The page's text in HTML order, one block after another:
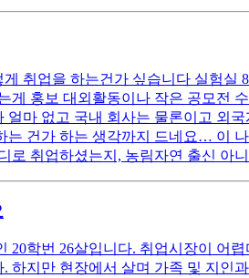
취업을 하는건가 싶습니다 실험
홍보 대외활동이나 작은 공모전
마 없고 국내 회사는 물론이고 외
건가 하는 생각까지 드네요… 이
취업하셨는지, 농림자연 출신 아
학번 26살입니다. 취업시장이 어
지만 현장에서 살며 가족 및 지인